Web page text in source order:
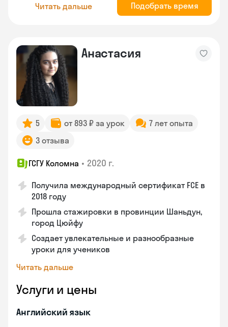
Читать дальше Подобрать время
Анастасия
5 от 893 ₽ за урок
7 лет опыта
3 отзыва
ГСГУ Коломна • 2020 г.
Получила международный сертификат FCE в
2018 году
Прошла стажировки в провинции Шаньдун,
город Цюйфу
Создает увлекательные и разнообразные
уроки для учеников
Читать дальше
Услуги и цены
Английский язык